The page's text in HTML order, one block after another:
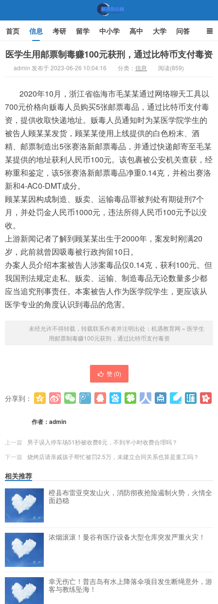
首页 信息 考研 留学 中小学 高中 大学 问答
文化 家庭教育
医学生用邮票制毒赚100元获刑，通过比特币支付毒资
admin 发布于 2023-06-26 10:04:16 分类： 信息 阅读(859)
2020年10月，浙江省临海市毛某某通过网络聊天工具以
700元价格向贩毒人员购买5张邮票毒品，通过比特币支付毒
资，提供收取快递地址。贩毒人员通知时为某医学院学生的
被告人顾某某发货，顾某某使用上线提供的白色粉末、酒
精、邮票制造出5张赛洛新邮票毒品，并通过快递邮寄至毛某
某提供的地址获利人民币100元。该包裹被公安机关查获，经
称重和鉴定，该5张赛洛新邮票毒品净重0.14克，并检出赛洛
新和4-AC0-DMT成分。
顾某某因构成制造、贩卖、运输毒品罪被判处有期徒刑7个
月，并处罚金人民币1000元，违法所得人民币100元予以没
收。
上游新闻记者了解到顾某某出生于2000年，案发时刚满20
岁，此前就曾因吸毒被行政拘留10日。
办案人员介绍本案被告人涉案毒品仅0.14克，获利100元。但
我国刑法规定走私、贩卖、运输、制造毒品无论数量多少都
应当追究刑事责任。本案被告人作为医学院学生，更应该从
医学专业的角度认识到毒品的危害。
未经允许不得转载，转载联系作者并注明出处： 机遇教育网 » 医学生
用邮票制毒赚100元获刑，通过比特币支付毒资
赞 (0)
分享到：
作者： admin
上一篇
男子误入停车场51秒被收费8元，不到半小时收费合理吗？
下一篇
烧烤店请亲戚孩子帮忙被罚2.5万，未建立合同关系也算是童工吗？
相关推荐
橙县布雷亚突发山火，消防彻夜抢险遏制火势，火情全
面趋稳
浓烟滚滚！曼谷有医疗设备大型仓库突发严重火灾！
幸无伤亡！普吉岛有水上降落伞项目发生断绳意外，游
客与教练坠海！